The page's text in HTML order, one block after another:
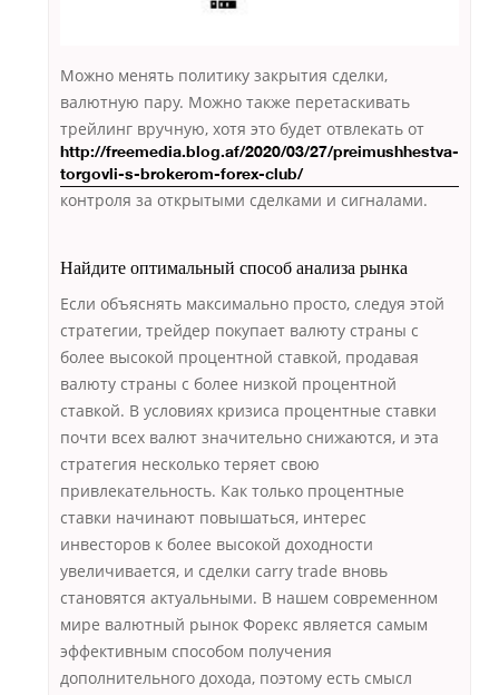
Можно менять политику закрытия сделки,
валютную пару. Можно также перетаскивать
трейлинг
http://freemedia.blog.af/2020/03/27/preimushhestva-
torgovli-s-brokerom-forex-club/
вручную, хотя это будет отвлекать от
контроля за открытыми сделками и сигналами.
Найдите оптимальный способ анализа рынка
Если объяснять максимально просто, следуя этой
стратегии, трейдер покупает валюту страны с
более высокой процентной ставкой, продавая
валюту страны с более низкой процентной
ставкой. В условиях кризиса процентные ставки
почти всех валют значительно снижаются, и эта
стратегия несколько теряет свою
привлекательность. Как только процентные
ставки начинают повышаться, интерес
инвесторов к более высокой доходности
увеличивается, и сделки carry trade вновь
становятся актуальными. В нашем современном
мире валютный рынок Форекс является самым
эффективным способом получения
дополнительного дохода, поэтому есть смысл